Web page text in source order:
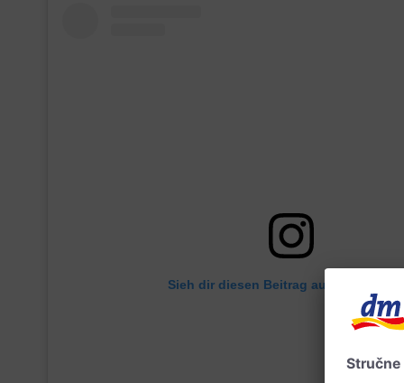
Sieh dir diesen Beitrag auf Instagram